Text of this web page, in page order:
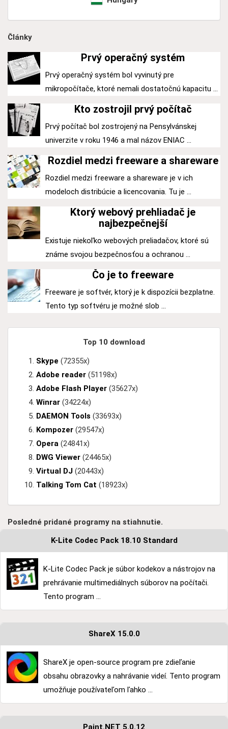
Články
Prvý operačný systém
Prvý operačný systém bol vyvinutý pre
mikropočítače, ktoré nemali dostatočnú kapacitu ...
Kto zostrojil prvý počítač
Prvý počítač bol zostrojený na Pensylvánskej
univerzite v roku 1946 a mal názov ENIAC ...
Rozdiel medzi freeware a shareware
Rozdiel medzi freeware a shareware je v ich
modeloch distribúcie a licencovania. Tu je ...
Ktorý webový prehliadač je
najbezpečnejší
Existuje niekoľko webových preliadačov, ktoré sú
známe svojou bezpečnosťou a ochranou ...
Čo je to freeware
Freeware je softvér, ktorý je k dispozícii bezplatne.
Tento typ softvéru je možné slob ...
Top 10 download
Skype (72355x)
Adobe reader (51198x)
Adobe Flash Player (35627x)
Winrar (34224x)
DAEMON Tools (33693x)
Kompozer (29547x)
Opera (24841x)
DWG Viewer (24465x)
Virtual DJ (20443x)
Talking Tom Cat (18923x)
Posledné pridané programy na stiahnutie.
K-Lite Codec Pack 18.10 Standard
K-Lite Codec Pack je súbor kodekov a nástrojov na
prehrávanie multimediálnych súborov na počítači.
Tento program ...
ShareX 15.0.0
ShareX je open-source program pre zdieľanie
obsahu obrazovky a nahrávanie videí. Tento program
umožňuje používateľom ľahko ...
Paint.NET 5.0.12